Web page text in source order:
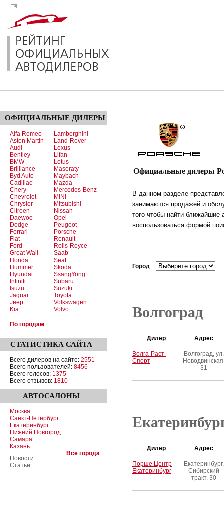
ОФИЦИАЛЬНЫЕ ДИЛЕРЫ
Alfa Romeo
Aston Martin
Audi
Bentley
BMW
Brilliance
Byd Auto
Cadillac
Chery
Chevrolet
Chrysler
Citroen
Daewoo
Dodge
Ferrari
Fiat
Ford
Great Wall
Honda
Hummer
Hyundai
Infiniti
Isuzu
Jaguar
Jeep
Kia
Lamborghini
Land-Rover
Lexus
Lifan
Lotus
Maseraty
Maybach
Mazda
Mercedes-Benz
MINI
Mitsubishi
Nissan
Opel
Peugeot
Porsche
Renault
Rolls-Royce
Saab
Seat
Skoda
SsangYong
Subaru
Suzuki
Toyota
Volkswagen
Volvo
По городам
СТАТИСТИКА САЙТА
Всего дилеров на сайте: 2551
Всего пользователей: 8456
Всего голосов: 1375
Всего отзывов: 1810
АВТОСАЛОНЫ
Москва
Санкт-Петербург
Екатеринбург
Нижний Новгород
Самара
Казань
Все города
Новости
Статьи
Официальные дилеры
В данном разделе
занимаются продажей и
того чтобы найти ближайшие
воспользоваться формой
Город
Волгоград
Дилер Адрес
Волга-Раст-
Спорт
Волгоград, ул.
31
Дилер Адрес
Порше Центр
Екатеринбург
Екатеринбург,
Сибирский
тракт, 30